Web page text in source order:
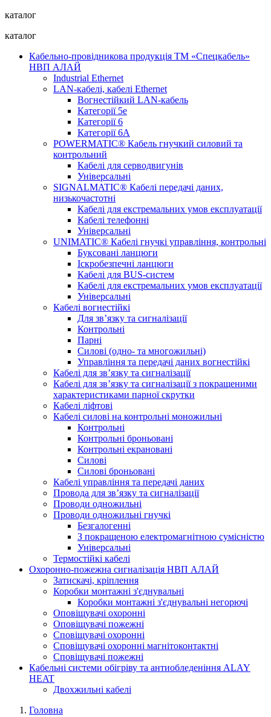
каталог
каталог
Кабельно-провідникова продукція ТМ «Спецкабель»
НВП АЛАЙ
Industrial Ethernet
LAN-кабелі, кабелі Ethernet
Вогнестійкий LAN-кабель
Категорії 5е
Категорії 6
Категорії 6А
POWERMATIC® Кабель гнучкий силовий та
контрольний
Кабелі для серводвигунів
Універсальні
SIGNALMATIC® Кабелі передачі даних,
низькочастотні
Кабелі для екстремальних умов експлуатації
Кабелі телефонні
Універсальні
UNIMATIC® Кабелі гнучкі управління, контрольні
Буксовані ланцюги
Іскробезпечні ланцюги
Кабелі для BUS-систем
Кабелі для екстремальних умов експлуатації
Універсальні
Кабелі вогнестійкі
Для зв’язку та сигналізації
Контрольні
Парні
Силові (одно- та многожильні)
Управління та передачі даних вогнестійкі
Кабелі для зв’язку та сигналізації
Кабелі для зв’язку та сигналізації з покращеними
характеристиками парної скрутки
Кабелі ліфтові
Кабелі силові на контрольні моножильні
Контрольні
Контрольні броньовані
Контрольні екрановані
Силові
Силові броньовані
Кабелі управління та передачі даних
Провода для зв’язку та сигналізації
Проводи одножильні
Проводи одножильні гнучкі
Безгалогенні
З покращеною електромагнітною сумісністю
Універсальні
Термостійкі кабелі
Охоронно-пожежна сигналізація НВП АЛАЙ
Затискачі, кріплення
Коробки монтажні з'єднувальні
Коробки монтажні з'єднувальні негорючі
Оповіщувачі охоронні
Оповіщувачі пожежні
Сповіщувачі охоронні
Сповіщувачі охоронні магнітоконтактні
Сповіщувачі пожежні
Кабельні системи обігріву та антиобледеніння ALAY
HEAT
Двохжильні кабелі
Головна